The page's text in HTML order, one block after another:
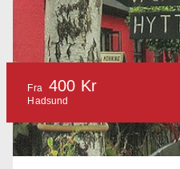
Fra 400 Kr
Hadsund